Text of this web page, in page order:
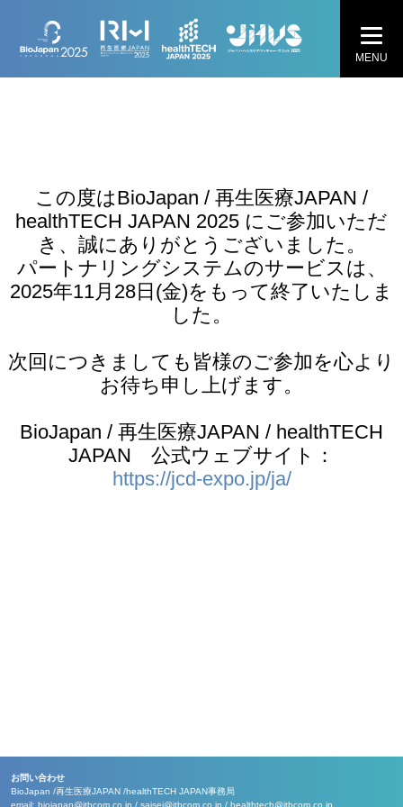
MENU
この度はBioJapan / 再生医療JAPAN /
healthTECH JAPAN 2025 にご参加いただ
き、誠にありがとうございました。
パートナリングシステムのサービスは、
2025年11月28日(金)をもって終了いたしま
した。
次回につきましても皆様のご参加を心より
お待ち申し上げます。
BioJapan / 再生医療JAPAN / healthTECH
JAPAN 公式ウェブサイト：
https://jcd-expo.jp/ja/
お問い合わせ
BioJapan /再生医療JAPAN /healthTECH JAPAN事務局
email: biojapan@jtbcom.co.jp / saisei@jtbcom.co.jp / healthtech@jtbcom.co.jp